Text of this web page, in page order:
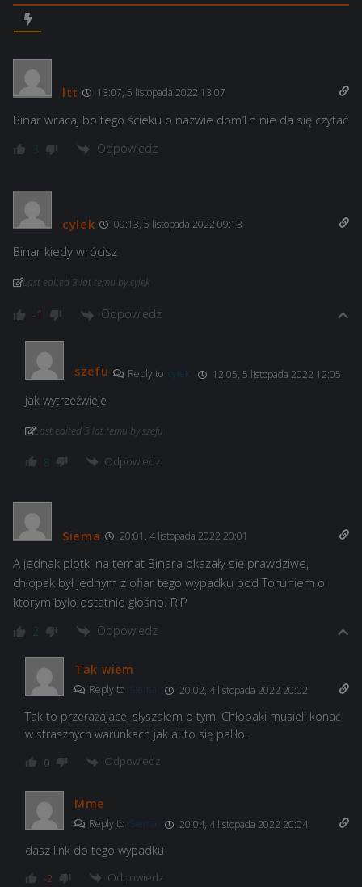
ltt 13:07, 5 listopada 2022 13:07
Binar wracaj bo tego ścieku o nazwie dom1n nie da się czytać
3 Odpowiedz
cylek 09:13, 5 listopada 2022 09:13
Binar kiedy wrócisz
Last edited 3 lat temu by cylek
-1 Odpowiedz
szefu Reply to cylek 12:05, 5 listopada 2022 12:05
jak wytrzeźwieje
Last edited 3 lat temu by szefu
8 Odpowiedz
Siema 20:01, 4 listopada 2022 20:01
A jednak plotki na temat Binara okazały się prawdziwe,
chłopak był jednym z ofiar tego wypadku pod Toruniem o
którym było ostatnio głośno. RIP
2 Odpowiedz
Tak wiem
Reply to Siema 20:02, 4 listopada 2022 20:02
Tak to przerażajace, słyszałem o tym. Chłopaki musieli konać
w strasznych warunkach jak auto się paliło.
0 Odpowiedz
Mme
Reply to Siema 20:04, 4 listopada 2022 20:04
dasz link do tego wypadku
-2 Odpowiedz